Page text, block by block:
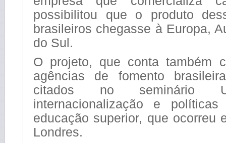
possibilitou que o produto
brasileiros chegasse à Europa,
do Sul.
O projeto, que conta também
agências de fomento
citados no seminário
internacionalização e
educação superior, que ocorreu
Londres.